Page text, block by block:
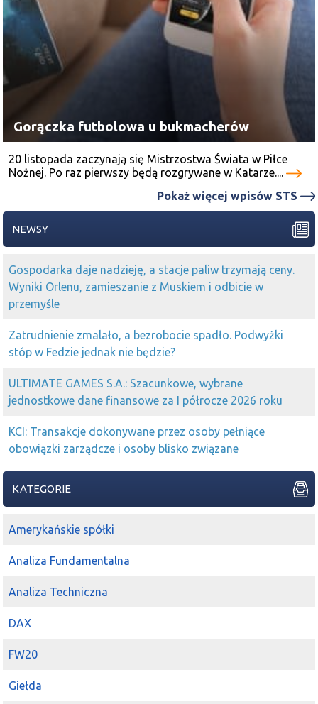
Gorączka futbolowa u bukmacherów
20 listopada zaczynają się Mistrzostwa Świata w Piłce
Nożnej. Po raz pierwszy będą rozgrywane w Katarze....
Pokaż więcej wpisów STS
NEWSY
Gospodarka daje nadzieję, a stacje paliw trzymają ceny.
Wyniki Orlenu, zamieszanie z Muskiem i odbicie w
przemyśle
Zatrudnienie zmalało, a bezrobocie spadło. Podwyżki
stóp w Fedzie jednak nie będzie?
ULTIMATE GAMES S.A.: Szacunkowe, wybrane
jednostkowe dane finansowe za I półrocze 2026 roku
KCI: Transakcje dokonywane przez osoby pełniące
obowiązki zarządcze i osoby blisko związane
KATEGORIE
Amerykańskie spółki
Analiza Fundamentalna
Analiza Techniczna
DAX
FW20
Giełda